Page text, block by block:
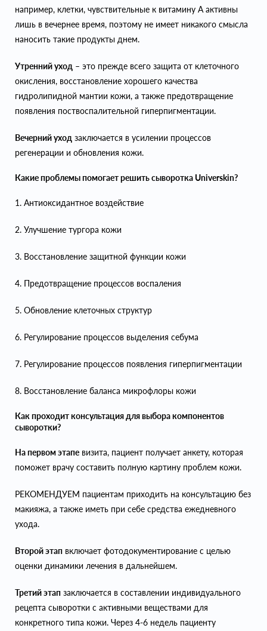
например, клетки, чувствительные к витамину А активны
лишь в вечернее время, поэтому не имеет никакого смысла
наносить такие продукты днем.
Утренний уход – это прежде всего защита от клеточного
окисления, восстановление хорошего качества
гидролипидной мантии кожи, а также предотвращение
появления поствоспалительной гиперпигментации.
Вечерний уход заключается в усилении процессов
регенерации и обновления кожи.
Какие проблемы помогает решить сыворотка Universkin?
1. Антиоксидантное воздействие
2. Улучшение тургора кожи
3. Восстановление защитной функции кожи
4. Предотвращение процессов воспаления
5. Обновление клеточных структур
6. Регулирование процессов выделения себума
7. Регулирование процессов появления гиперпигментации
8. Восстановление баланса микрофлоры кожи
Как проходит консультация для выбора компонентов
сыворотки?
На первом этапе визита, пациент получает анкету, которая
поможет врачу составить полную картину проблем кожи.
РЕКОМЕНДУЕМ пациентам приходить на консультацию без
макияжа, а также иметь при себе средства ежедневного
ухода.
Второй этап включает фотодокументирование с целью
оценки динамики лечения в дальнейшем.
Третий этап заключается в составлении индивидуального
рецепта сыворотки с активными веществами для
конкретного типа кожи. Через 4-6 недель пациенту